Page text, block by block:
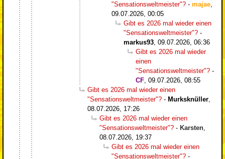
"Sensationsweltmeister"? - majae,
09.07.2026, 00:05
Gibt es 2026 mal wieder einen
"Sensationsweltmeister"? -
markus93, 09.07.2026, 06:36
Gibt es 2026 mal wieder
einen
"Sensationsweltmeister"? -
CF, 09.07.2026, 08:55
Gibt es 2026 mal wieder einen
"Sensationsweltmeister"? - Murksknüller,
08.07.2026, 17:26
Gibt es 2026 mal wieder einen
"Sensationsweltmeister"? - Karsten,
08.07.2026, 19:37
Gibt es 2026 mal wieder einen
"Sensationsweltmeister"? -